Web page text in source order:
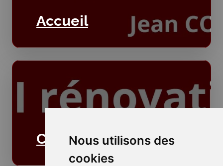
Nous utilisons des
cookies
Accueil
Cloisons